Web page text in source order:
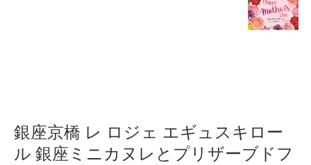
銀座京橋 レ ロジェ エギュスキロー
ル 銀座ミニカヌレとプリザーブドフ